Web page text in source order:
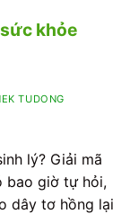
khỏe
TUDONG
lý? Giải mã
bao giờ tự hỏi,
dây tơ hồng lại